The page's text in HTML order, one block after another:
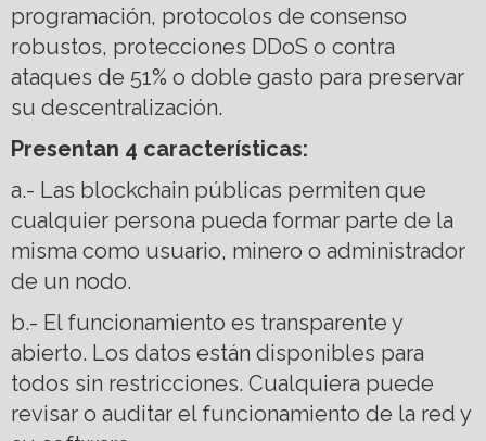
programación, protocolos de consenso
robustos, protecciones DDoS o contra
ataques de 51% o doble gasto para preservar
su descentralización.
Presentan 4 características:
a.- Las blockchain públicas permiten que
cualquier persona pueda formar parte de la
misma como usuario, minero o administrador
de un nodo.
b.- El funcionamiento es transparente y
abierto. Los datos están disponibles para
todos sin restricciones. Cualquiera puede
revisar o auditar el funcionamiento de la red y